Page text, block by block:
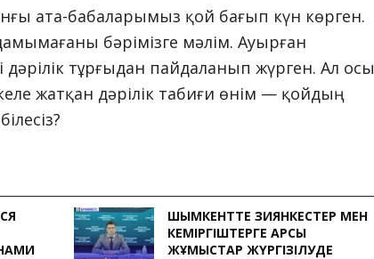
ата-бабаларымыз қой бағып күн көрген.
бәрімізге мәлім. Ауырған
тұрғыдан пайдаланып жүрген. Ал осы
жатқан дәрілік табиғи өнім — қойдың
ШЫМКЕНТТЕ ЗИЯНКЕСТЕР МЕН
КЕМІРГІШТЕРГЕ ҚАРСЫ
ЖҰМЫСТАР ЖҮРГІЗІЛУДЕ